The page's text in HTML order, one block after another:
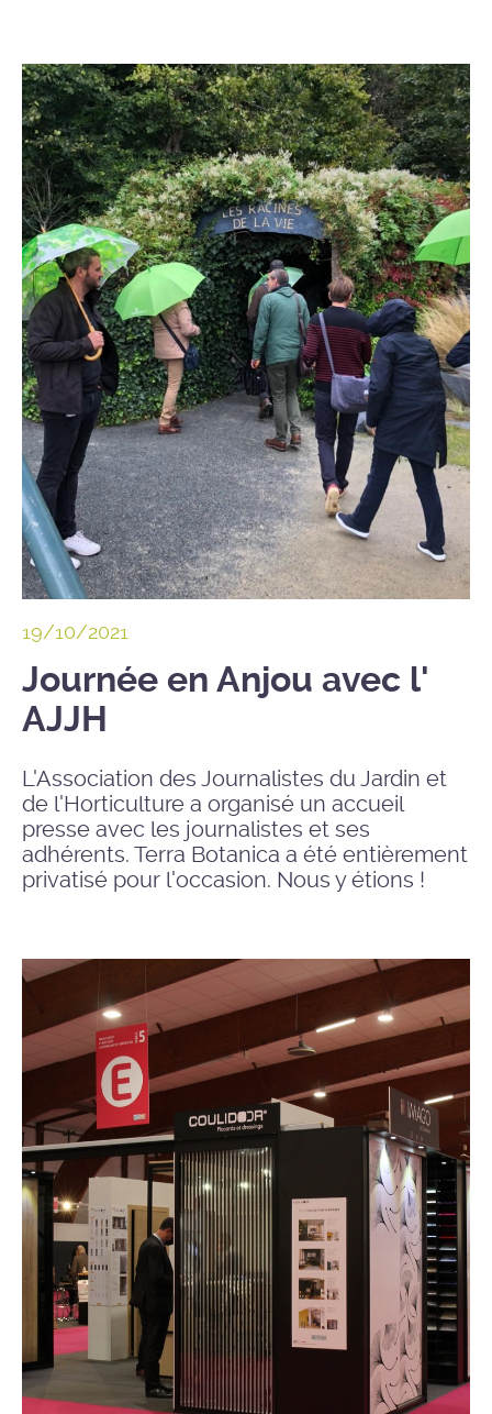
19/10/2021
Journée en Anjou avec l'
AJJH
L'Association des Journalistes du Jardin et
de l'Horticulture a organisé un accueil
presse avec les journalistes et ses
adhérents. Terra Botanica a été entièrement
privatisé pour l'occasion. Nous y étions !